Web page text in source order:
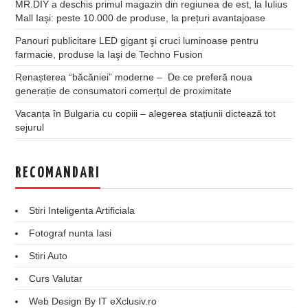
MR.DIY a deschis primul magazin din regiunea de est, la Iulius
Mall Iași: peste 10.000 de produse, la prețuri avantajoase
Panouri publicitare LED gigant şi cruci luminoase pentru
farmacie, produse la Iaşi de Techno Fusion
Renașterea “băcăniei” moderne – De ce preferă noua
generație de consumatori comerțul de proximitate
Vacanța în Bulgaria cu copiii – alegerea stațiunii dictează tot
sejurul
RECOMANDARI
Stiri Inteligenta Artificiala
Fotograf nunta Iasi
Stiri Auto
Curs Valutar
Web Design By IT eXclusiv.ro